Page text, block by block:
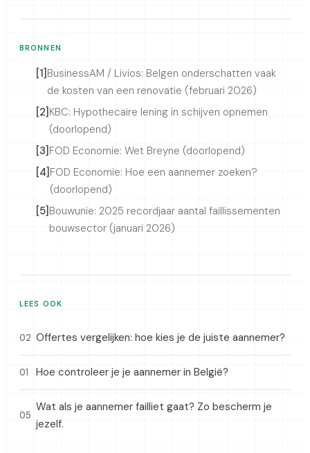
BRONNEN
[1] BusinessAM / Livios: Belgen onderschatten vaak
de kosten van een renovatie (februari 2026)
[2] KBC: Hypothecaire lening in schijven opnemen
(doorlopend)
[3] FOD Economie: Wet Breyne (doorlopend)
[4]FOD Economie: Hoe een aannemer zoeken?
(doorlopend)
[5] Bouwunie: 2025 recordjaar aantal faillissementen
bouwsector (januari 2026)
LEES OOK
02 Offertes vergelijken: hoe kies je de juiste aannemer?
01 Hoe controleer je je aannemer in België?
05
Wat als je aannemer failliet gaat? Zo bescherm je
jezelf.